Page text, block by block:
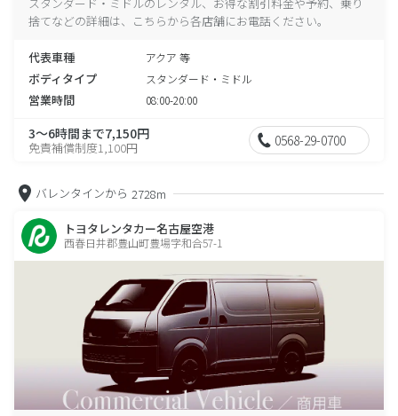
捨てなどの詳細は、こちらから各店舗にお電話ください。
代表車種 アクア 等
ボディタイプ スタンダード・ミドル
営業時間 08:00-20:00
3～6時間まで7,150円
免責補償制度1,100円 0568-29-0700
バレンタインから 2728m
トヨタレンタカー名古屋空港
西春日井郡豊山町豊場字和合57-1